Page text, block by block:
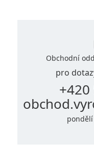
Obchodní
pro
+420
pondělí